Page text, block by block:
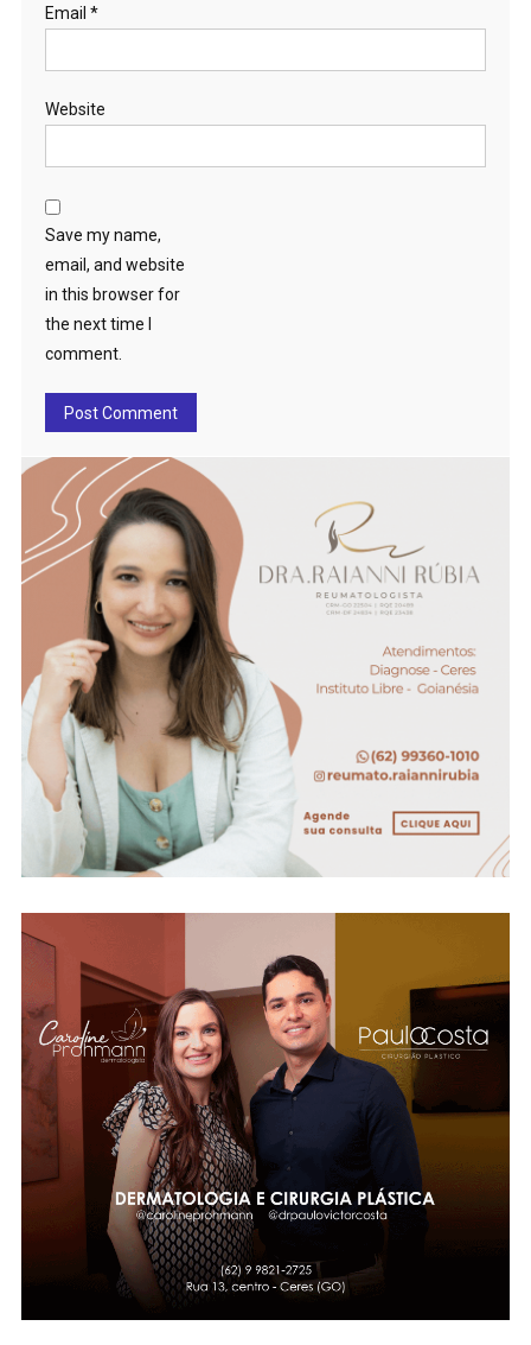
Email *
Website
Save my name,
email, and website
in this browser for
the next time I
comment.